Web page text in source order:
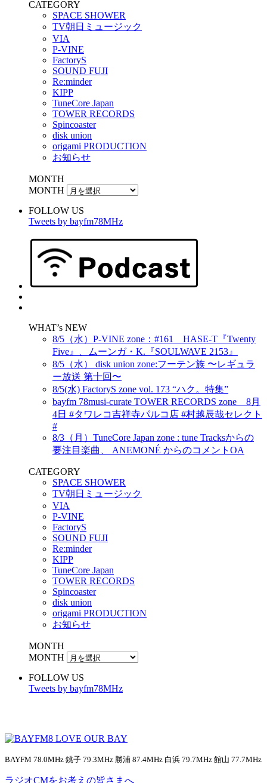
CATEGORY
SPACE SHOWER
TV朝日ミュージック
VIA
P-VINE
FactoryS
SOUND FUJI
Re:minder
KIPP
TuneCore Japan
TOWER RECORDS
Spincoaster
disk union
origami PRODUCTION
お知らせ
MONTH
MONTH
FOLLOW US
Tweets by bayfm78MHz
WHAT’s NEW
8/5（水）P-VINE zone：#161 HASE-T『Twenty
Five』、ムーンガ・K.『SOULWAVE 2153』
8/5（水） disk union zone:フーテン族 〜レギュラ
ー放送 第十回〜
8/5(水) FactoryS zone vol. 173 “ハク。特集”
bayfm 78musi-curate TOWER RECORDS zone 8月
4日 #タワレコ吉祥寺パルコ店 #村越辰哉セレクト
#
8/3（月）TuneCore Japan zone : tune Tracksからの
要注目楽曲、 ANEMONÉ からのコメントOA
CATEGORY
SPACE SHOWER
TV朝日ミュージック
VIA
P-VINE
FactoryS
SOUND FUJI
Re:minder
KIPP
TuneCore Japan
TOWER RECORDS
Spincoaster
disk union
origami PRODUCTION
お知らせ
MONTH
MONTH
FOLLOW US
Tweets by bayfm78MHz
BAYFM 78.0MHz 銚子 79.3MHz 勝浦 87.4MHz 白浜 79.7MHz 館山 77.7MHz
ラジオCMをお考えの皆さまへ